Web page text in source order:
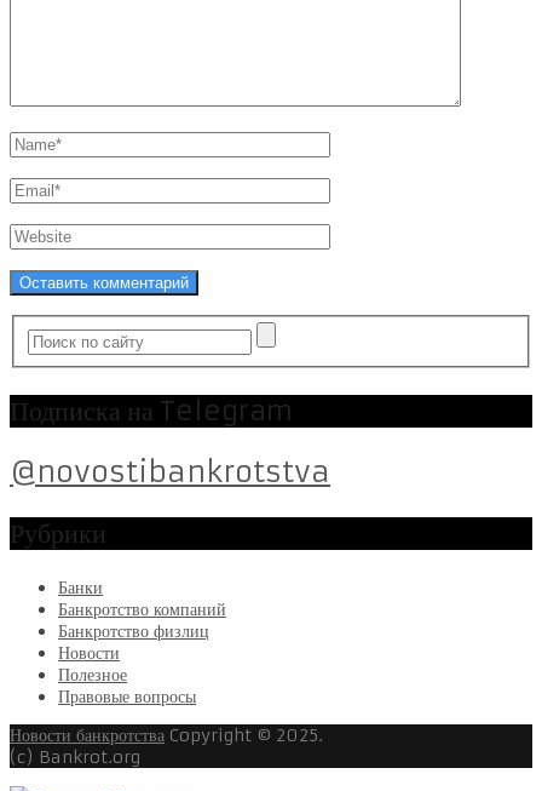
Подписка на Telegram
@novostibankrotstva
Рубрики
Банки
Банкротство компаний
Банкротство физлиц
Новости
Полезное
Правовые вопросы
Новости банкротства Copyright © 2025.
(c) Bankrot.org